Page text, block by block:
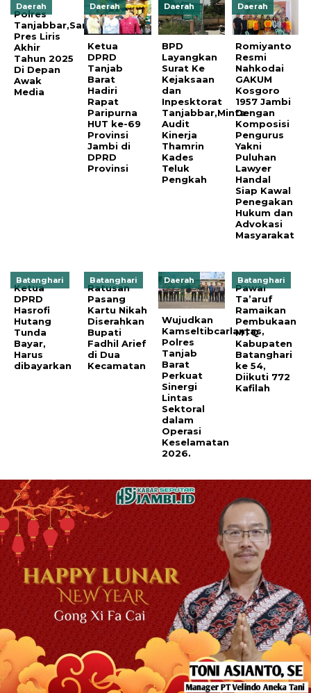
Daerah
Polres
Tanjabbar,Sampaikan
Pres Liris
Akhir
Tahun 2025
Di Depan
Awak
Media
Daerah
Ketua
DPRD
Tanjab
Barat
Hadiri
Rapat
Paripurna
HUT ke-69
Provinsi
Jambi di
DPRD
Provinsi
Daerah
BPD
Layangkan
Surat Ke
Kejaksaan
dan
Inpesktorat
Tanjabbar,Minta
Audit
Kinerja
Thamrin
Kades
Teluk
Pengkah
Daerah
Romiyanto
Resmi
Nahkodai
GAKUM
Kosgoro
1957 Jambi
Dengan
Komposisi
Pengurus
Yakni
Puluhan
Lawyer
Handal
Siap Kawal
Penegakan
Hukum dan
Advokasi
Masyarakat
Batanghari
Ketua
DPRD
Hasrofi
Hutang
Tunda
Bayar,
Harus
dibayarkan
Batanghari
Ratusan
Pasang
Kartu Nikah
Diserahkan
Bupati
Fadhil Arief
di Dua
Kecamatan
Daerah
Wujudkan
Kamseltibcarlantas,
Polres
Tanjab
Barat
Perkuat
Sinergi
Lintas
Sektoral
dalam
Operasi
Keselamatan
2026.
Batanghari
Pawai
Ta’aruf
Ramaikan
Pembukaan
MTQ
Kabupaten
Batanghari
ke 54,
Diikuti 772
Kafilah